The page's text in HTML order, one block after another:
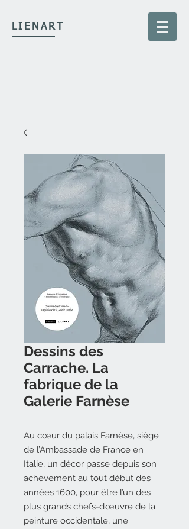
LIENART
Dessins des
Carrache. La
fabrique de la
Galerie Farnèse
Au cœur du palais Farnèse, siège
de l’Ambassade de France en
Italie, un décor passe depuis son
achèvement au tout début des
années 1600, pour être l’un des
plus grands chefs-d’œuvre de la
peinture occidentale, une